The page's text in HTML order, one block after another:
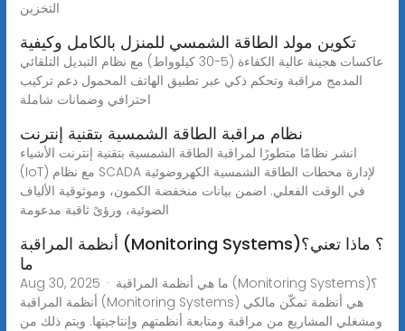
التخزين
تكوين مولد الطاقة الشمسي للمنزل بالكامل وكيفية
عاكسات هجينة عالية الكفاءة (5-30 كيلوواط) مع نظام التبديل التلقائي
المدمج مراقبة وتحكم ذكي عبر تطبيق الهاتف المحمول دعم تركيب
احترافي وضمانات شاملة
نظام مراقبة الطاقة الشمسية بتقنية إنترنت
انشر نظامًا متطورًا لمراقبة الطاقة الشمسية بتقنية إنترنت الأشياء
(IoT) مع نظام SCADA لإدارة محطات الطاقة الشمسية الكهروضوئية
في الوقت الفعلي. اضمن بيانات منخفضة الكمون، وموثوقية الألياف
الضوئية، ورؤىً ثاقبة مدعومة
أنظمة المراقبة (Monitoring Systems)؟ ماذا تعني؟
ما
Aug 30, 2025 · ما هي أنظمة المراقبة (Monitoring Systems)؟
أنظمة المراقبة (Monitoring Systems) هي أنظمة تمكّن مالكي
ومشغلي المشاريع من مراقبة ومتابعة أنظمتهم وإنتاجيتها. ويتم ذلك من